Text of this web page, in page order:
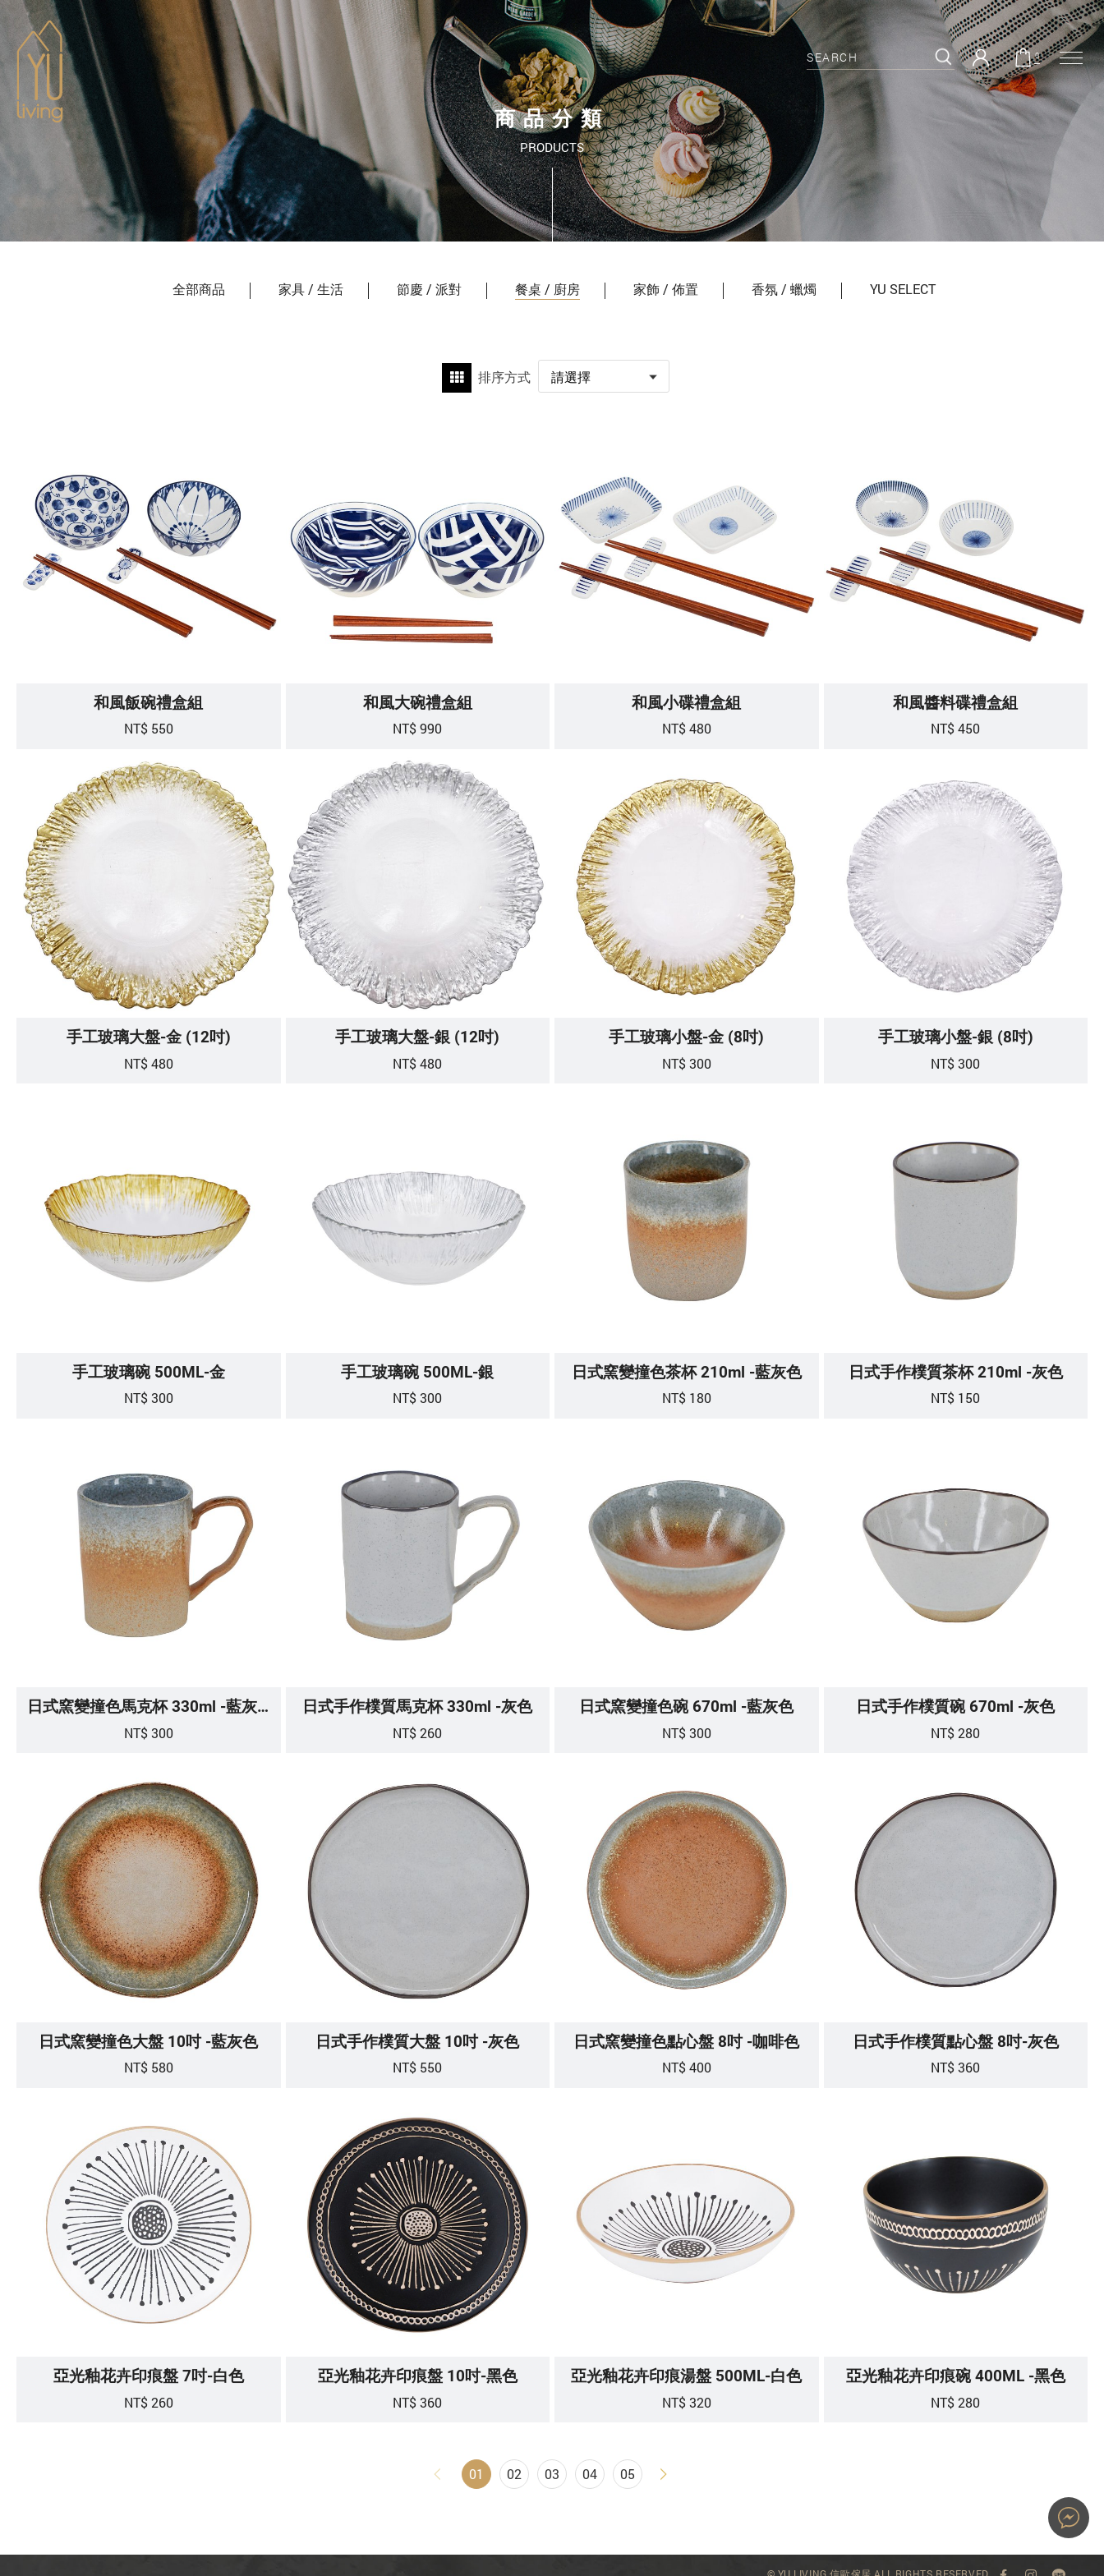
到主要內容
0
商品分類
PRODUCTS
全部商品 家具 / 生活 節慶 / 派對 餐桌 / 廚房 家飾 / 佈置 香氛 / 蠟燭 YU SELECT
排序方式
和風飯碗禮盒組
NT$ 550
和風大碗禮盒組
NT$ 990
和風小碟禮盒組
NT$ 480
和風醬料碟禮盒組
NT$ 450
手工玻璃大盤-金 (12吋)
NT$ 480
手工玻璃大盤-銀 (12吋)
NT$ 480
手工玻璃小盤-金 (8吋)
NT$ 300
手工玻璃小盤-銀 (8吋)
NT$ 300
手工玻璃碗 500ML-金
NT$ 300
手工玻璃碗 500ML-銀
NT$ 300
日式窯變撞色茶杯 210ml -藍灰色
NT$ 180
日式手作樸質茶杯 210ml -灰色
NT$ 150
日式窯變撞色馬克杯 330ml -藍灰色
NT$ 300
日式手作樸質馬克杯 330ml -灰色
NT$ 260
日式窯變撞色碗 670ml -藍灰色
NT$ 300
日式手作樸質碗 670ml -灰色
NT$ 280
日式窯變撞色大盤 10吋 -藍灰色
NT$ 580
日式手作樸質大盤 10吋 -灰色
NT$ 550
日式窯變撞色點心盤 8吋 -咖啡色
NT$ 400
日式手作樸質點心盤 8吋-灰色
NT$ 360
亞光釉花卉印痕盤 7吋-白色
NT$ 260
亞光釉花卉印痕盤 10吋-黑色
NT$ 360
亞光釉花卉印痕湯盤 500ML-白色
NT$ 320
亞光釉花卉印痕碗 400ML -黑色
NT$ 280
01 02 03 04 05